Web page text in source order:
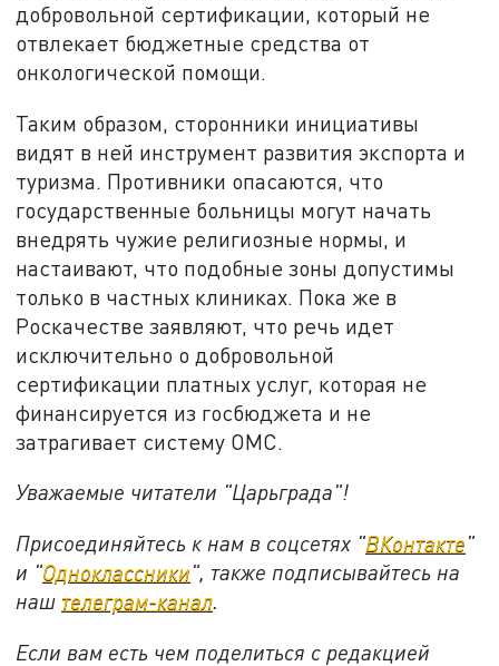
добровольной сертификации, который не
отвлекает бюджетные средства от
онкологической помощи.
Таким образом, сторонники инициативы
видят в ней инструмент развития экспорта и
туризма. Противники опасаются, что
государственные больницы могут начать
внедрять чужие религиозные нормы, и
настаивают, что подобные зоны допустимы
только в частных клиниках. Пока же в
Роскачестве заявляют, что речь идет
исключительно о добровольной
сертификации платных услуг, которая не
финансируется из госбюджета и не
затрагивает систему ОМС.
Уважаемые читатели "Царьграда"!
Присоединяйтесь к нам в соцсетях "ВКонтакте"
и "Одноклассники", также подписывайтесь на
наш телеграм-канал.
Если вам есть чем поделиться с редакцией